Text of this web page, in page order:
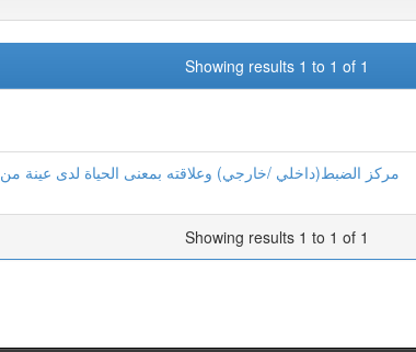
Showing results 1 to 1 of 1
مركز الضبط(داخلي /خارجي) وعلاقته بمعنى الحياة لدى عينة من
Showing results 1 to 1 of 1